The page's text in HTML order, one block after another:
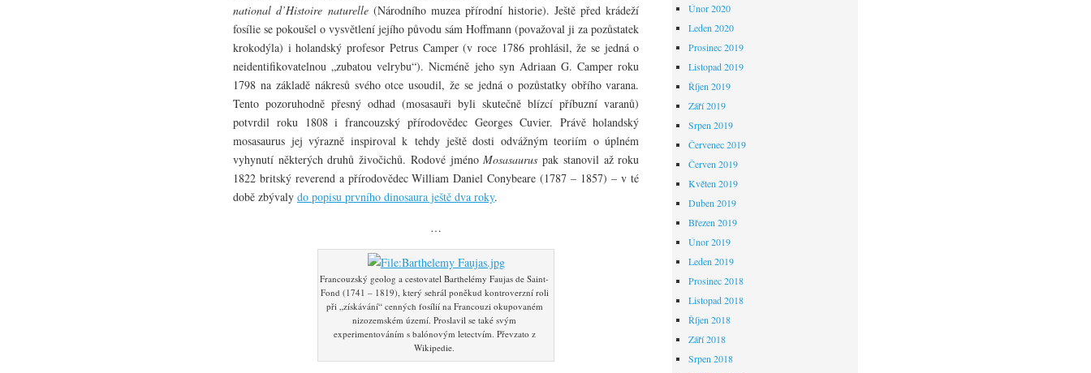
national d’Histoire naturelle(Národního muzea přírodní historie). Ještě před krádeží
fosílie se pokoušel o vysvětlení jejího původu sám Hoffmann (považoval ji za pozůstatek
krokodýla) i holandský profesor Petrus Camper (v roce 1786 prohlásil, že se jedná o
neidentifikovatelnou „zubatou velrybu“). Nicméně jeho syn Adriaan G. Camper roku
1798 na základě nákresů svého otce usoudil, že se jedná o pozůstatky obřího varana.
Tento pozoruhodně přesný odhad (mosasauři byli skutečně blízcí příbuzní varanů)
potvrdil roku 1808 i francouzský přírodovědec Georges Cuvier. Právě holandský
mosasaurus jej výrazně inspiroval k tehdy ještě dosti odvážným teoriím o úplném
vyhynutí některých druhů živočichů. Rodové jménoMosasaurus pak stanovil až roku
1822 britský reverend a přírodovědec William Daniel Conybeare (1787 – 1857) – v té
době zbývaly do popisu prvního dinosaura ještě dva roky.
…
Francouzský geolog a cestovatel Barthelémy Faujas de Saint-
Fond (1741 – 1819), který sehrál poněkud kontroverzní roli
při „získávání“ cenných fosílií na Francouzi okupovaném
nizozemském území. Proslavil se také svým
experimentováním s balónovým letectvím. Převzato z
Wikipedie.
Únor 2020
Leden 2020
Prosinec 2019
Listopad 2019
Říjen 2019
Září 2019
Srpen 2019
Červenec 2019
Červen 2019
Květen 2019
Duben 2019
Březen 2019
Únor 2019
Leden 2019
Prosinec 2018
Listopad 2018
Říjen 2018
Září 2018
Srpen 2018